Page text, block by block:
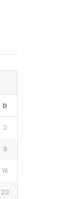
D
2
9
16
23